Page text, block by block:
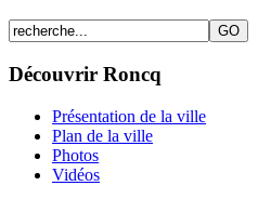
Découvrir Roncq
Présentation de la ville
Plan de la ville
Photos
Vidéos